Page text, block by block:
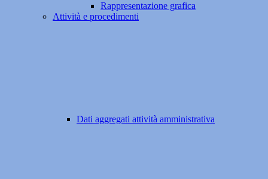
Rappresentazione grafica
Attività e procedimenti
Dati aggregati attività amministrativa